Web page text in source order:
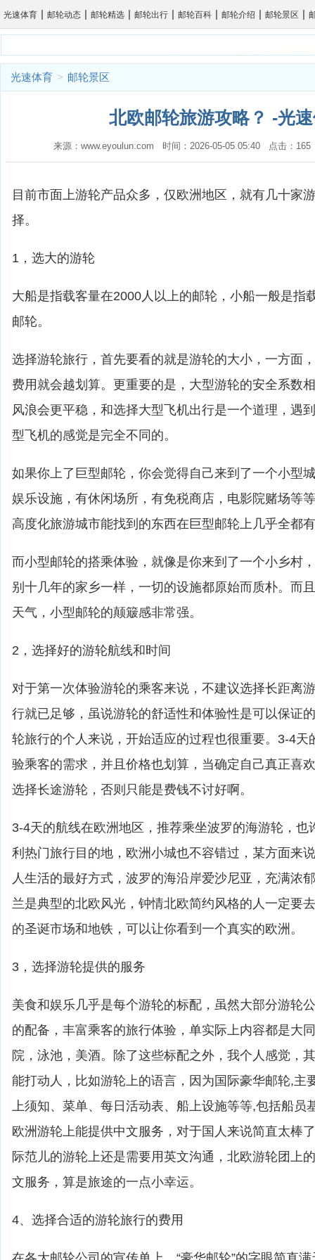
光速体育 | 邮轮动态 | 邮轮精选 | 邮轮出行 | 邮轮百科 | 邮轮介绍 | 邮轮景区 |
光速体育 > 邮轮景区
北欧邮轮旅游攻略？ -光
来源：www.eyoulun.com 时间：2026-05-05 05:40 点击：
目前市面上游轮产品众多，仅欧洲地区，就有几十家
择。
1，选大的游轮
大船是指载客量在2000人以上的邮轮，小船一般是指
邮轮。
选择游轮旅行，首先要看的就是游轮的大小，一方面
费用就会越划算。更重要的是，大型游轮的安全系数
风浪会更平稳，和选择大型飞机出行是一个道理，遇
型飞机的感觉是完全不同的。
如果你上了巨型邮轮，你会觉得自己来到了一个小型
娱乐设施，有休闲场所，有免税商店，电影院赌场等
高度化旅游城市能找到的东西在巨型邮轮上几乎全都
而小型邮轮的搭乘体验，就像是你来到了一个小乡村
别十几年的家乡一样，一切的设施都原始而质朴。而
天气，小型邮轮的颠簸感非常强。
2，选择好的游轮航线和时间
对于第一次体验游轮的乘客来说，不建议选择长距离
行就已足够，虽说游轮的舒适性和体验性是可以保证
轮旅行的个人来说，开始适应的过程也很重要。3-4天
验乘客的需求，并且价格也划算，当确定自己真正喜
选择长途游轮，否则只能是费钱不讨好啊。
3-4天的航线在欧洲地区，推荐乘坐波罗的海游轮，也
利热门旅行目的地，欧洲小城也不容错过，某方面来
人生活的最好方式，波罗的海沿岸爱沙尼亚，充满浓
兰是典型的北欧风光，钟情北欧简约风格的人一定要
的圣诞市场和地铁，可以让你看到一个真实的欧洲。
3，选择游轮提供的服务
美食和娱乐几乎是每个游轮的标配，虽然大部分游轮
的配备，丰富乘客的旅行体验，单实际上内容都是大
院，泳池，美酒。除了这些标配之外，我个人感觉，
能打动人，比如游轮上的语言，因为国际豪华邮轮,主
上须知、菜单、每日活动表、船上设施等等,包括船员
欧洲游轮上能提供中文服务，对于国人来说简直太棒
际范儿的游轮上还是需要用英文沟通，北欧游轮团上
文服务，算是旅途的一点小幸运。
4、选择合适的游轮旅行的费用